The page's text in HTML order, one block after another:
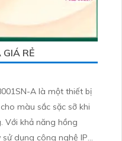
RẺ
A là một thiết bị
màu sắc sặc sỡ khi
dụng công nghệ IP